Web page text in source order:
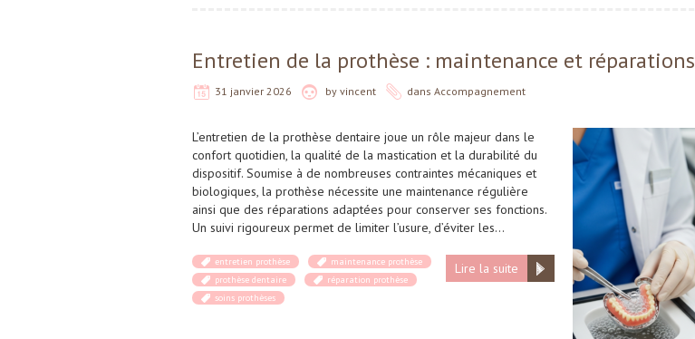
Entretien de la prothèse : maintenance et réparations
31 janvier 2026 by vincent dans Accompagnement
L’entretien de la prothèse dentaire joue un rôle majeur dans le
confort quotidien, la qualité de la mastication et la durabilité du
dispositif. Soumise à de nombreuses contraintes mécaniques et
biologiques, la prothèse nécessite une maintenance régulière
ainsi que des réparations adaptées pour conserver ses fonctions.
Un suivi rigoureux permet de limiter l’usure, d’éviter les…
Lire la suite
entretien prothèse
maintenance prothèse
prothèse dentaire
réparation prothèse
soins prothèses